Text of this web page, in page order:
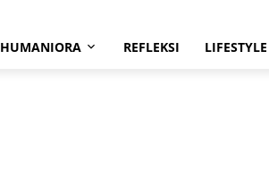
HUMANIORA REFLEKSI LIFESTYLE